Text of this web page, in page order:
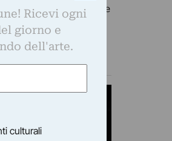
con camerieri che
Ricevi ogni
giorno e
dell'arte.
culturali